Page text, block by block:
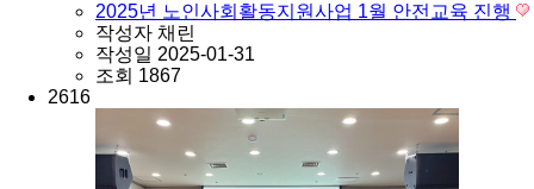
2025년 노인사회활동지원사업 1월 안전교육 진행
작성자 채린
작성일 2025-01-31
조회 1867
2616